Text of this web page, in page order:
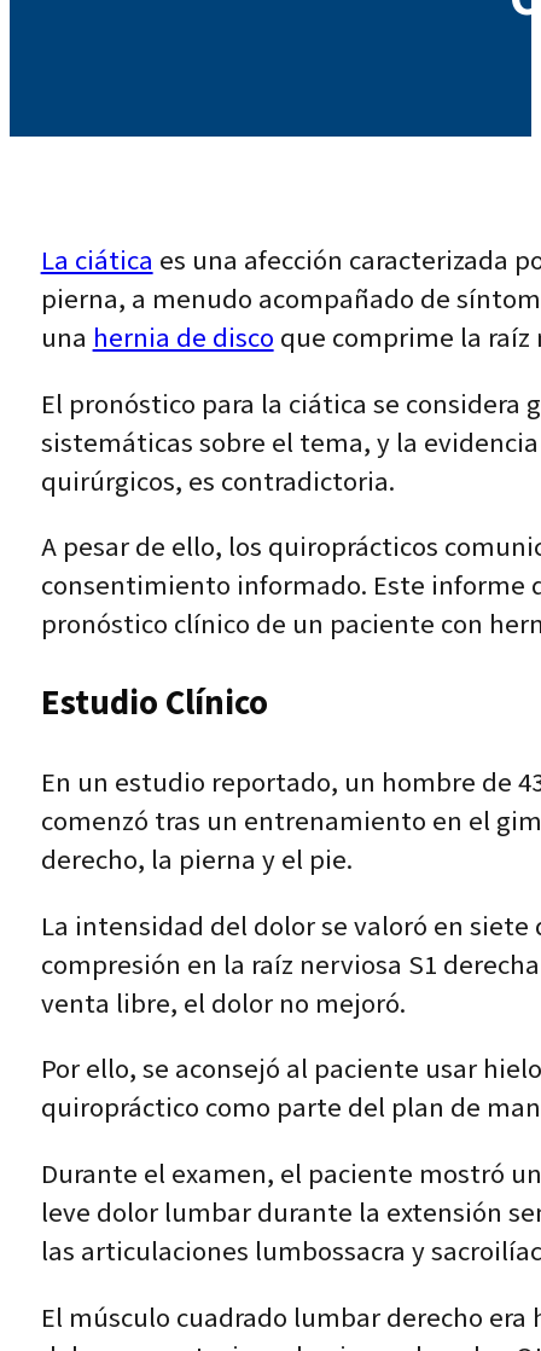
La ciática es una afección caracterizada
pierna, a menudo acompañado de
una hernia de disco que comprime la raíz
El pronóstico para la ciática se
sistemáticas sobre el tema, y la
quirúrgicos, es contradictoria.
A pesar de ello, los quiroprácticos
consentimiento informado. Este
pronóstico clínico de un paciente con
Estudio Clínico
En un estudio reportado, un hombre de
comenzó tras un entrenamiento en el
derecho, la pierna y el pie.
La intensidad del dolor se valoró en
compresión en la raíz nerviosa S1
venta libre, el dolor no mejoró.
Por ello, se aconsejó al paciente usar
quiropráctico como parte del plan de
Durante el examen, el paciente mostró
leve dolor lumbar durante la extensión
las articulaciones lumbossacra y
El músculo cuadrado lumbar derecho